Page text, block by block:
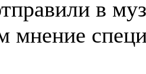
в
мнение